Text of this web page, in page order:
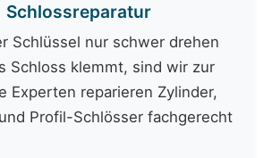
Schlossreparatur
Schlüssel nur schwer drehen
Schloss klemmt, sind wir zur
Experten reparieren Zylinder,
Profil-Schlösser fachgerecht